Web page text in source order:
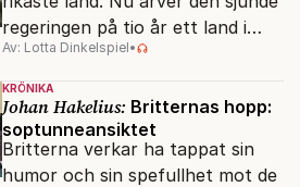
regeringen på tio år ett land i
politiskt och ekonomiskt kaos.
Av: Lotta Dinkelspiel•
KRÖNIKA
Johan Hakelius: Britternas hopp:
soptunneansiktet
Britterna verkar ha tappat sin
humor och sin spefullhet mot de